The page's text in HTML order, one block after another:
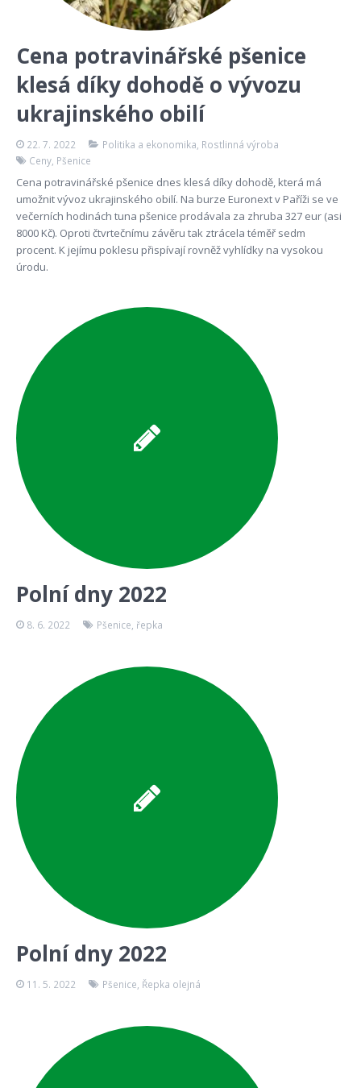
Cena potravinářské pšenice
klesá díky dohodě o vývozu
ukrajinského obilí
22. 7. 2022 Politika a ekonomika Rostlinná výroba
Ceny Pšenice
Cena potravinářské pšenice dnes klesá díky dohodě, která má
umožnit vývoz ukrajinského obilí. Na burze Euronext v Paříži se ve
večerních hodinách tuna pšenice prodávala za zhruba 327 eur (asi
8000 Kč). Oproti čtvrtečnímu závěru tak ztrácela téměř sedm
procent. K jejímu poklesu přispívají rovněž vyhlídky na vysokou
úrodu.
Polní dny 2022
8. 6. 2022 Pšenice řepka
Polní dny 2022
11. 5. 2022 Pšenice Řepka olejná